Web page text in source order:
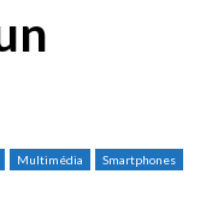
Multimédia Smartphones